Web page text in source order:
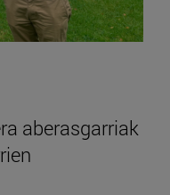
aberasgarriak